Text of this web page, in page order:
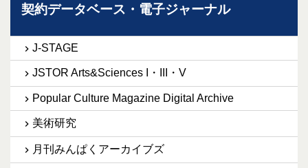
契約データベース・電子ジャーナル
J-STAGE
JSTOR Arts&Sciences I・III・V
Popular Culture Magazine Digital Archive
美術研究
月刊みんぱくアーカイブズ